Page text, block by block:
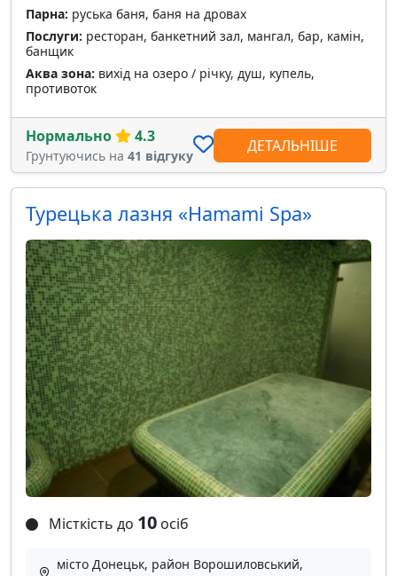
Парна: руська баня, баня на дровах
Послуги: ресторан, банкетний зал, мангал, бар, камін,
банщик
Аква зона: вихід на озеро / річку, душ, купель,
противоток
Нормально 4.3
Грунтуючись на 41 відгуку
ДЕТАЛЬНІШЕ
Турецька лазня «Hamami Spa»
Місткість до 10 осіб
місто Донецьк, район Ворошиловський,